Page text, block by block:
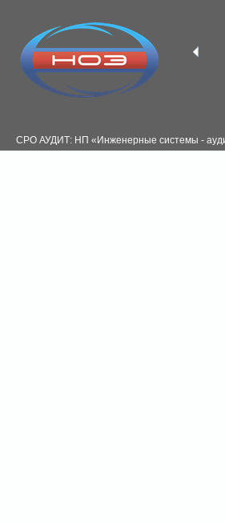
СРО АУДИТ: НП «Инженерные системы -